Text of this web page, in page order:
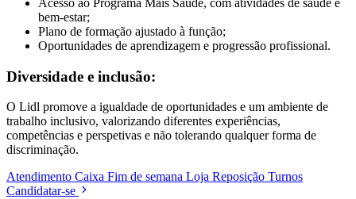
bem-estar;
Plano de formação ajustado à função;
Oportunidades de aprendizagem e progressão profissional.
Diversidade e inclusão:
O Lidl promove a igualdade de oportunidades e um ambiente de
trabalho inclusivo, valorizando diferentes experiências,
competências e perspetivas e não tolerando qualquer forma de
discriminação.
Atendimento Caixa Fim de semana Loja Reposição Turnos
Candidatar-se